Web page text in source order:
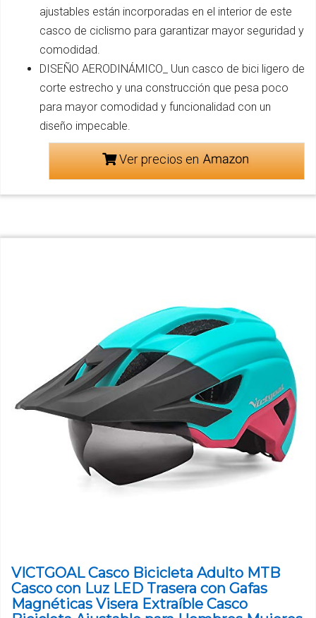
ajustables están incorporadas en el interior de este
casco de ciclismo para garantizar mayor seguridad y
comodidad.
DISEÑO AERODINÁMICO_ Uun casco de bici ligero de
corte estrecho y una construcción que pesa poco
para mayor comodidad y funcionalidad con un
diseño impecable.
Ver precios en
VICTGOAL Casco Bicicleta Adulto MTB
Casco con Luz LED Trasera con Gafas
Magnéticas Visera Extraíble Casco